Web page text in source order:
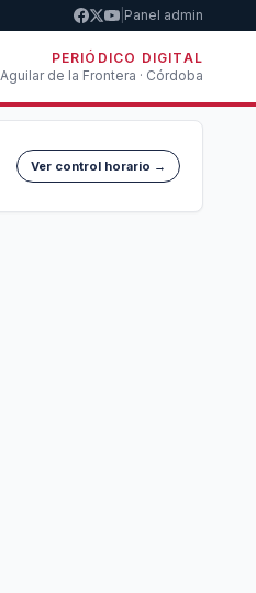
Panel admin
PERIÓDICO DIGITAL
Aguilar de la Frontera · Córdoba
Ver control horario →